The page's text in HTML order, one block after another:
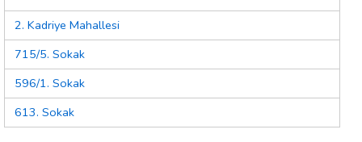
2. Kadriye Mahallesi
715/5. Sokak
596/1. Sokak
613. Sokak